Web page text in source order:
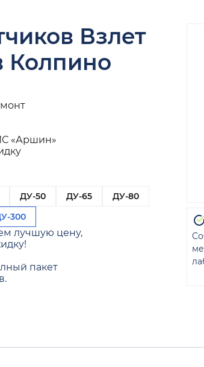
Взлет
Колпино
«Аршин»
ДУ-50 ДУ-65
ДУ-80
300
лучшую цену,
пакет